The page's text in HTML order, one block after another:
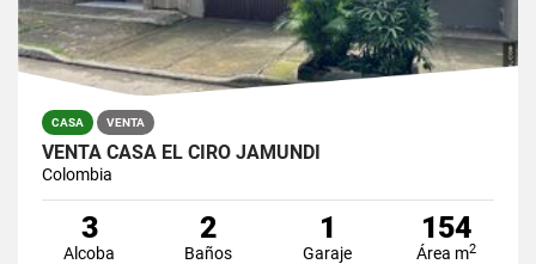
CASA VENTA
VENTA CASA EL CIRO JAMUNDI
Colombia
3
Alcoba
2
Baños
1
Garaje
154
Área m2